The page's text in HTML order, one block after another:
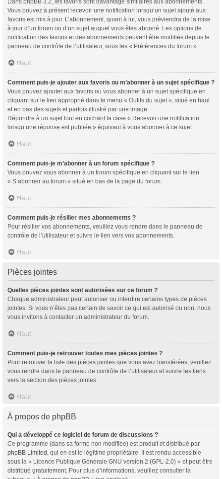
Dans phpBB 3.2, les favoris sont davantage similaires aux abonnements.
Vous pouvez à présent recevoir une notification lorsqu’un sujet ajouté aux
favoris est mis à jour. L’abonnement, quant à lui, vous préviendra de la mise
à jour d’un forum ou d’un sujet auquel vous êtes abonné. Les options de
notification des favoris et des abonnements peuvent être modifiés depuis le
panneau de contrôle de l’utilisateur, sous les « Préférences du forum ».
Haut
Comment puis-je ajouter aux favoris ou m’abonner à un sujet spécifique ?
Vous pouvez ajouter aux favoris ou vous abonner à un sujet spécifique en
cliquant sur le lien approprié dans le menu « Outils du sujet », situé en haut
et en bas des sujets et parfois illustré par une image.
Répondre à un sujet tout en cochant la case « Recevoir une notification
lorsqu’une réponse est publiée » équivaut à vous abonner à ce sujet.
Haut
Comment puis-je m’abonner à un forum spécifique ?
Vous pouvez vous abonner à un forum spécifique en cliquant sur le lien
« S’abonner au forum » situé en bas de la page du forum.
Haut
Comment puis-je résilier mes abonnements ?
Pour résilier vos abonnements, veuillez vous rendre dans le panneau de
contrôle de l’utilisateur et suivre le lien vers vos abonnements.
Haut
Pièces jointes
Quelles pièces jointes sont autorisées sur ce forum ?
Chaque administrateur peut autoriser ou interdire certains types de pièces
jointes. Si vous n’êtes pas certain de savoir ce qui est autorisé ou non, nous
vous invitons à contacter un administrateur du forum.
Haut
Comment puis-je retrouver toutes mes pièces jointes ?
Pour retrouver la liste des pièces jointes que vous avez transférées, veuillez
vous rendre dans le panneau de contrôle de l’utilisateur et suivre les liens
vers la section des pièces jointes.
Haut
À propos de phpBB
Qui a développé ce logiciel de forum de discussions ?
Ce programme (dans sa forme non modifiée) est produit et distribué par
phpBB Limited, qui en est le légitime propriétaire. Il est rendu accessible
sous la « Licence Publique Générale GNU version 2 (GPL-2.0) » et peut être
distribué gratuitement. Pour plus d’informations, veuillez consulter la